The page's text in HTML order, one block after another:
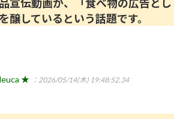
宣伝動画が、「食べ物の広告とし
醸しているという話題です。
★ ：2026/05/14(木) 19:48:52.34